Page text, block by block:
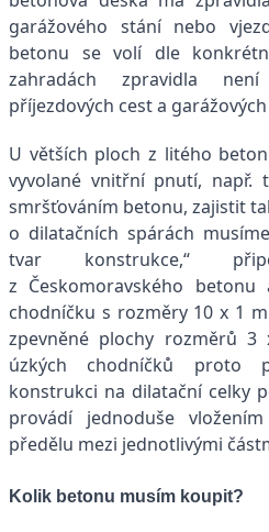
garážového stání nebo
betonu se volí dle
zahradách zpravidla
příjezdových cest a
U větších ploch z litého
vyvolané vnitřní pnutí, např.
smršťováním betonu, zajistit
o dilatačních spárách
tvar konstrukce,“
z Českomoravského
chodníčku s rozměry 10 x 1
zpevněné plochy rozměrů
úzkých chodníčků proto
konstrukci na dilatační celky
provádí jednoduše
předělu mezi jednotlivými
Kolik betonu musím koupit?